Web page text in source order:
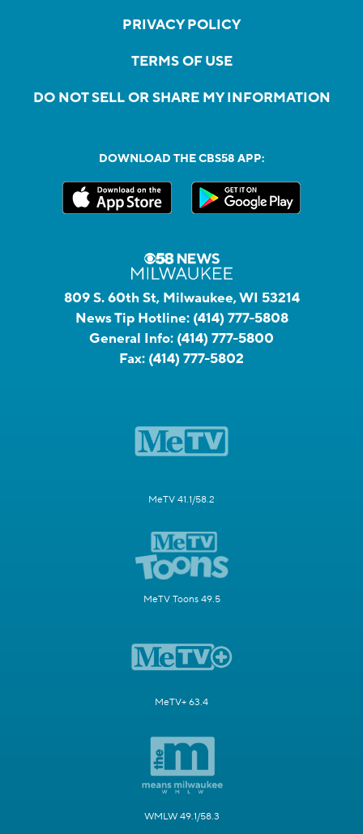
PRIVACY POLICY
TERMS OF USE
DO NOT SELL OR SHARE MY INFORMATION
DOWNLOAD THE CBS58 APP:
809 S. 60th St, Milwaukee, WI 53214
News Tip Hotline: (414) 777-5808
General Info: (414) 777-5800
Fax: (414) 777-5802
MeTV 41.1/58.2
MeTV Toons 49.5
MeTV+ 63.4
WMLW 49.1/58.3